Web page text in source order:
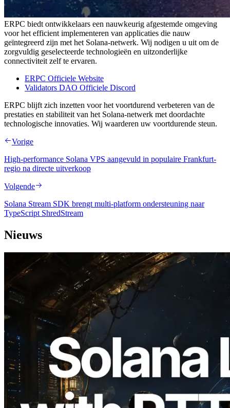
ERPC biedt ontwikkelaars een nauwkeurig afgestemde omgeving
voor het efficient implementeren van applicaties die nauw
geïntegreerd zijn met het Solana-netwerk. Wij nodigen u uit om de
zorgvuldig geselecteerde technologieën en uitzonderlijke
connectiviteit zelf te ervaren.
ERPC Officiele Website
Validators DAO Officiele Discord
ERPC blijft zich inzetten voor het voortdurend verbeteren van de
prestaties en stabiliteit van het Solana-netwerk met doordachte
technologische innovaties. Wij waarderen uw voortdurende steun.
Vorige
High-performance Solana VPS aangevuld in populaire Frankfurt-
regio na directe uitverkoop
Volgende
Solana Stream SDK brengt multi-platform ondersteuning naar
TypeScript ShredStream
Nieuws
2026.08.05
ERPC Breidt Solana Leader Slot API Uit